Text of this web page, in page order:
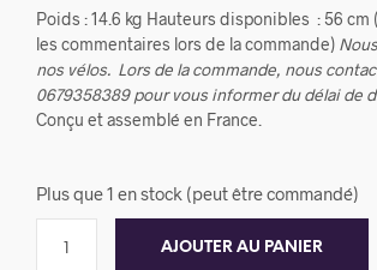
Poids : 14.6 kg Hauteurs disponibles : 56 cm
les commentaires lors de la commande)
nos vélos. Lors de la commande, nous
0679358389 pour vous informer du délai de
Conçu et assemblé en France.
Plus que 1 en stock (peut être commandé)
AJOUTER AU PANIER